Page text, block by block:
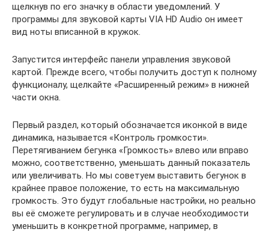
щелкнув по его значку в области уведомлений. У
программы для звуковой карты VIA HD Audio он имеет
вид ноты вписанной в кружок.
Запустится интерфейс панели управления звуковой
картой. Прежде всего, чтобы получить доступ к полному
функционалу, щелкайте «Расширенный режим» в нижней
части окна.
Первый раздел, который обозначается иконкой в виде
динамика, называется «Контроль громкости».
Перетягиванием бегунка «Громкость» влево или вправо
можно, соответственно, уменьшать данный показатель
или увеличивать. Но мы советуем выставить бегунок в
крайнее правое положение, то есть на максимальную
громкость. Это будут глобальные настройки, но реально
вы её сможете регулировать и в случае необходимости
уменьшить в конкретной программе, например, в